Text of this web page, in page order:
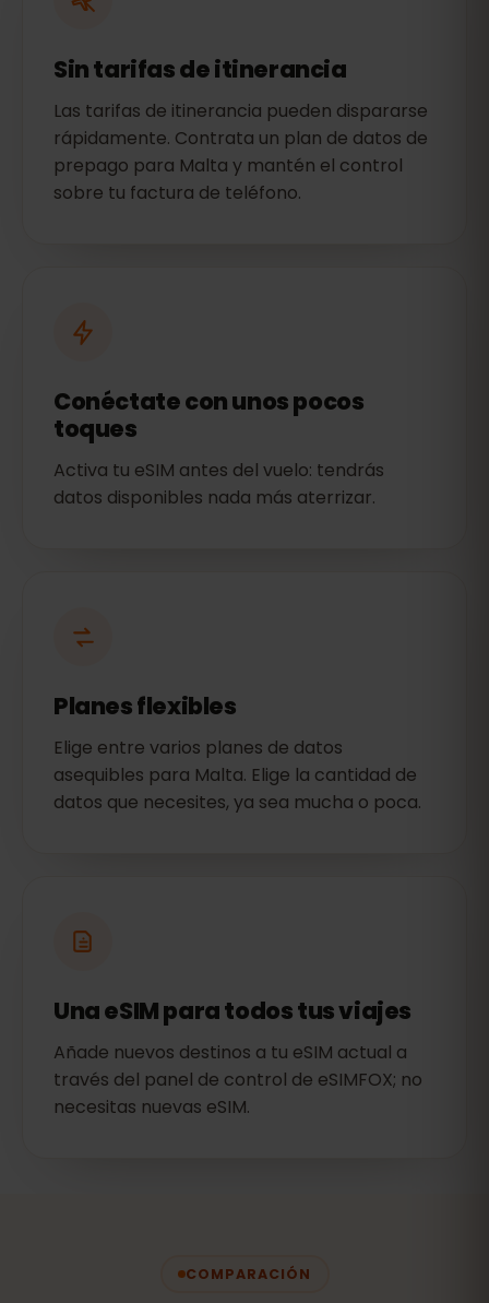
Sin tarifas de itinerancia
Las tarifas de itinerancia pueden dispararse
rápidamente. Contrata un plan de datos de
prepago para Malta y mantén el control
sobre tu factura de teléfono.
Conéctate con unos pocos
toques
Activa tu eSIM antes del vuelo: tendrás
datos disponibles nada más aterrizar.
Planes flexibles
Elige entre varios planes de datos
asequibles para Malta. Elige la cantidad de
datos que necesites, ya sea mucha o poca.
Una eSIM para todos tus viajes
Añade nuevos destinos a tu eSIM actual a
través del panel de control de eSIMFOX; no
necesitas nuevas eSIM.
COMPARACIÓN